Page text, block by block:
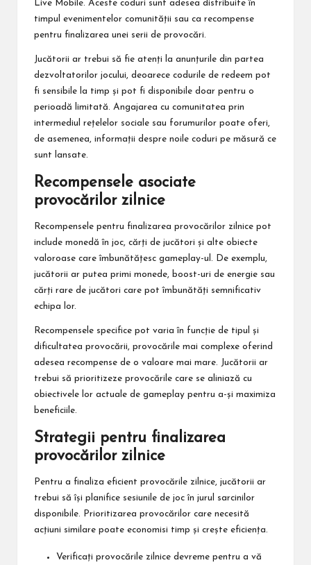
Live Mobile. Aceste coduri sunt adesea distribuite în
timpul evenimentelor comunității sau ca recompense
pentru finalizarea unei serii de provocări.
Jucătorii ar trebui să fie atenți la anunțurile din partea
dezvoltatorilor jocului, deoarece codurile de redeem pot
fi sensibile la timp și pot fi disponibile doar pentru o
perioadă limitată. Angajarea cu comunitatea prin
intermediul rețelelor sociale sau forumurilor poate oferi,
de asemenea, informații despre noile coduri pe măsură ce
sunt lansate.
Recompensele asociate
provocărilor zilnice
Recompensele pentru finalizarea provocărilor zilnice pot
include monedă în joc, cărți de jucători și alte obiecte
valoroase care îmbunătățesc gameplay-ul. De exemplu,
jucătorii ar putea primi monede, boost-uri de energie sau
cărți rare de jucători care pot îmbunătăți semnificativ
echipa lor.
Recompensele specifice pot varia în funcție de tipul și
dificultatea provocării, provocările mai complexe oferind
adesea recompense de o valoare mai mare. Jucătorii ar
trebui să prioritizeze provocările care se aliniază cu
obiectivele lor actuale de gameplay pentru a-și maximiza
beneficiile.
Strategii pentru finalizarea
provocărilor zilnice
Pentru a finaliza eficient provocările zilnice, jucătorii ar
trebui să își planifice sesiunile de joc în jurul sarcinilor
disponibile. Prioritizarea provocărilor care necesită
acțiuni similare poate economisi timp și crește eficiența.
Verificați provocările zilnice devreme pentru a vă